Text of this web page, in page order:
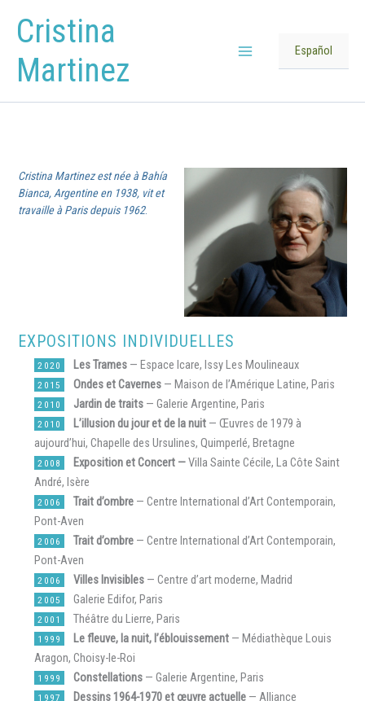
Cristina
Martinez
Menu
Español
Cristina Martinez est née à Bahía
Bianca, Argentine en 1938, vit et
travaille à Paris depuis 1962.
EXPOSITIONS INDIVIDUELLES
2020 Les Trames — Espace Icare, Issy Les Moulineaux
2015 Ondes et Cavernes — Maison de l’Amérique Latine, Paris
2010 Jardin de traits — Galerie Argentine, Paris
2010 L’illusion du jour et de la nuit — Œuvres de 1979 à
aujourd’hui, Chapelle des Ursulines, Quimperlé, Bretagne
2008 Exposition et Concert —Villa Sainte Cécile, La Côte Saint
André, Isère
2006 Trait d’ombre — Centre International d’Art Contemporain,
Pont-Aven
2006 Trait d’ombre — Centre International d’Art Contemporain,
Pont-Aven
2006 Villes Invisibles — Centre d’art moderne, Madrid
2005 Galerie Edifor, Paris
2001 Théâtre du Lierre, Paris
1999 Le fleuve, la nuit, l’éblouissement — Médiathèque Louis
Aragon, Choisy-le-Roi
1999 Constellations — Galerie Argentine, Paris
1997 Dessins 1964-1970 et œuvre actuelle — Alliance